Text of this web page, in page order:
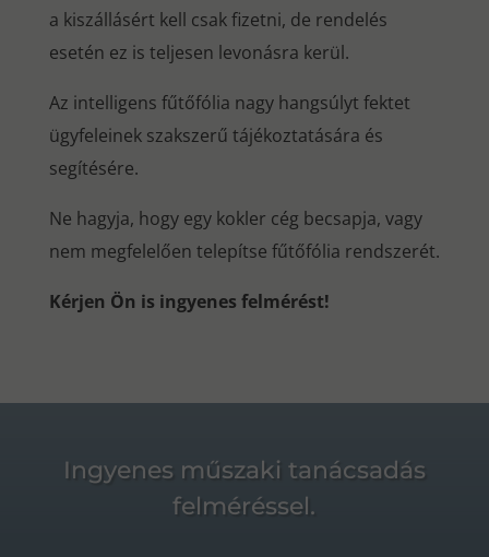
a kiszállásért kell csak fizetni, de rendelés
esetén ez is teljesen levonásra kerül.
Az intelligens fűtőfólia nagy hangsúlyt fektet
ügyfeleinek szakszerű tájékoztatására és
segítésére.
Ne hagyja, hogy egy kokler cég becsapja, vagy
nem megfelelően telepítse fűtőfólia rendszerét.
Kérjen Ön is ingyenes felmérést!
Ingyenes műszaki tanácsadás
felméréssel.